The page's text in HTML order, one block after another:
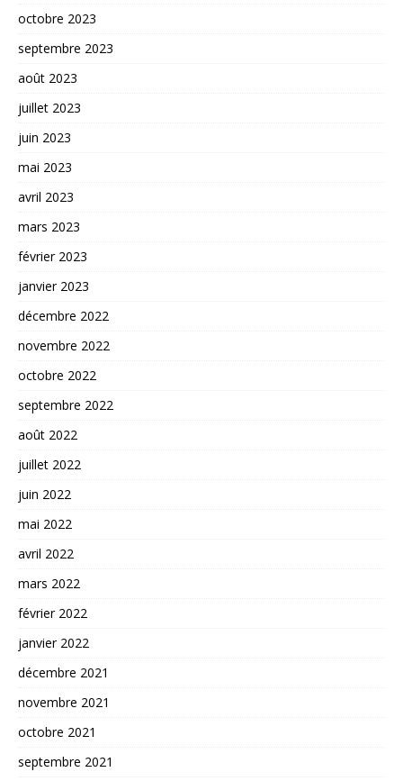
octobre 2023
septembre 2023
août 2023
juillet 2023
juin 2023
mai 2023
avril 2023
mars 2023
février 2023
janvier 2023
décembre 2022
novembre 2022
octobre 2022
septembre 2022
août 2022
juillet 2022
juin 2022
mai 2022
avril 2022
mars 2022
février 2022
janvier 2022
décembre 2021
novembre 2021
octobre 2021
septembre 2021